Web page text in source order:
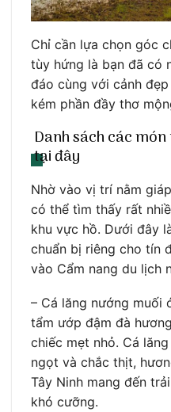
Chỉ cần lựa chọn góc
tùy hứng là bạn đã có
đáo cùng với cảnh
kém phần đầy thơ
Danh sách các
tại đây
Nhờ vào vị trí nằm
có thể tìm thấy rất
khu vực hồ. Dưới đây
chuẩn bị riêng cho tín
vào Cẩm nang du lịch
– Cá lăng nướng muối
tẩm ướp đậm đà
chiếc mẹt nhỏ. Cá
ngọt và chắc thịt,
Tây Ninh mang đến
khó cưỡng.